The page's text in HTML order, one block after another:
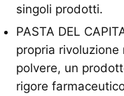
singoli prodotti.
PASTA DEL
propria
polvere, un
rigore